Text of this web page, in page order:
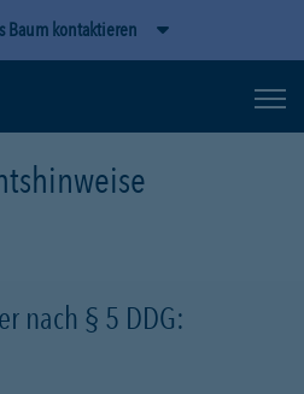
Baum kontaktieren
nach § 5 DDG: